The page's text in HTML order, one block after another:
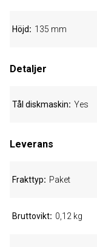
Höjd 135 mm
Detaljer
Tål diskmaskin Yes
Leverans
Frakttyp Paket
Bruttovikt 0,12 kg